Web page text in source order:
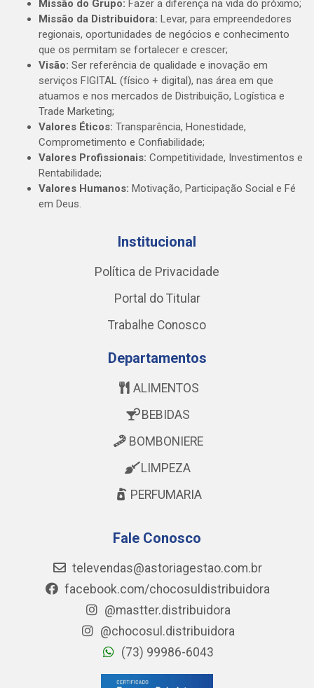
Missão do Grupo: Fazer a diferença na vida do próximo;
Missão da Distribuidora: Levar, para empreendedores
regionais, oportunidades de negócios e conhecimento
que os permitam se fortalecer e crescer;
Visão: Ser referência de qualidade e inovação em
serviços FIGITAL (físico + digital), nas área em que
atuamos e nos mercados de Distribuição, Logística e
Trade Marketing;
Valores Éticos: Transparência, Honestidade,
Comprometimento e Confiabilidade;
Valores Profissionais: Competitividade, Investimentos e
Rentabilidade;
Valores Humanos: Motivação, Participação Social e Fé
em Deus.
Institucional
Política de Privacidade
Portal do Titular
Trabalhe Conosco
Departamentos
ALIMENTOS
BEBIDAS
BOMBONIERE
LIMPEZA
PERFUMARIA
Fale Conosco
televendas@astoriagestao.com.br
facebook.com/chocosuldistribuidora
@mastter.distribuidora
@chocosul.distribuidora
(73) 99986-6043